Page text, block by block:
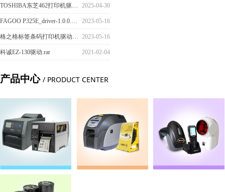
2025-04-30
TOSHIBA东芝462打印机驱动安装.mp4
2023-05-16
FAGOO P325E_driver-1.0.0.3驱动.zip
2023-05-16
格之格标签条码打印机驱动.zip
2021-02-04
科诚EZ-130驱动.rar
产品中心 / PRODUCT CENTER